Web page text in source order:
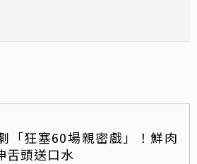
「狂塞60場親密戲」！鮮肉
舌頭送口水